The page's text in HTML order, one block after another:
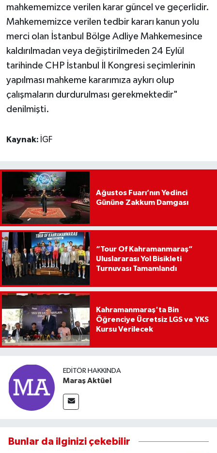
mahkememizce verilen karar güncel ve geçerlidir.
Mahkememizce verilen tedbir kararı kanun yolu
merci olan İstanbul Bölge Adliye Mahkemesince
kaldırılmadan veya değiştirilmeden 24 Eylül
tarihinde CHP İstanbul İl Kongresi seçimlerinin
yapılması mahkeme kararımıza aykırı olup
çalışmaların durdurulması gerekmektedir"
denilmişti.
Kaynak: İGF
Ağustos Fuarı’nın Yedinci
Gününe Zakkum Damgası
“Tour Of Kahramanmaraş”
Uluslararası Yol Bisikleti
Turnuvası Tamamlandı
Kahramanmaraş'ta Bin
Öğrenciye Ücretsiz LGS ve YKS
Kursu Verilecek
EDITÖR HAKKINDA
Maraş Aktüel
Bunlar da ilginizi çekebilir